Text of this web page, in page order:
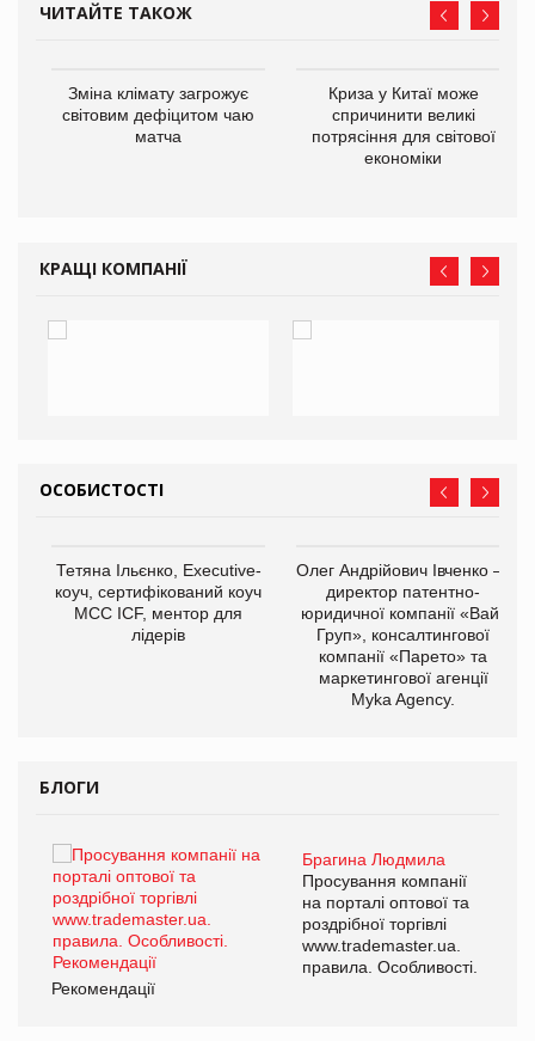
ЧИТАЙТЕ ТАКОЖ
Зміна клімату загрожує
світовим дефіцитом чаю
матча
Криза у Китаї може
спричинити великі
потрясіння для світової
економіки
КРАЩІ КОМПАНІЇ
ОСОБИСТОСТІ
Тетяна Ільєнко, Executive-
коуч, сертифікований коуч
МСС ICF, ментор для
лідерів
Олег Андрійович Івченко —
директор патентно-
юридичної компанії «Вайз
Груп», консалтингової
компанії «Парето» та
маркетингової агенції
Myka Agency.
БЛОГИ
Брагина Людмила
Просування компанії
на порталі оптової та
роздрібної торгівлі
www.trademaster.ua.
правила. Особливості.
Рекомендації